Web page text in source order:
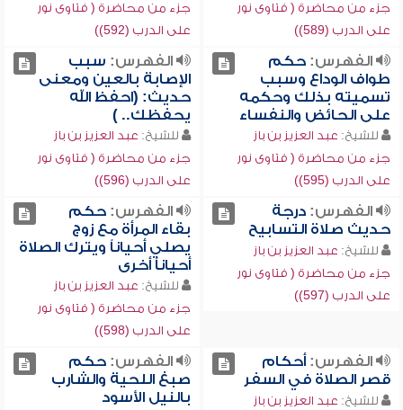
جزء من محاضرة ( فتاوى نور
على الدرب (589))
جزء من محاضرة ( فتاوى نور
على الدرب (592))
الفهرس:حكم
طواف الوداع وسبب
تسميته بذلك وحكمه
على الحائض والنفساء
للشيخ: عبد العزيز بن باز
جزء من محاضرة ( فتاوى نور
على الدرب (595))
الفهرس: سبب
الإصابة بالعين ومعنى
حديث: (احفظ الله
يحفظك.. )
للشيخ: عبد العزيز بن باز
جزء من محاضرة ( فتاوى نور
على الدرب (596))
الفهرس:درجة
حديث صلاة التسابيح
للشيخ: عبد العزيز بن باز
جزء من محاضرة ( فتاوى نور
على الدرب (597))
الفهرس:حكم
بقاء المرأة مع زوج
يصلي أحياناً ويترك الصلاة
أحياناً أخرى
للشيخ: عبد العزيز بن باز
جزء من محاضرة ( فتاوى نور
على الدرب (598))
الفهرس:أحكام
قصر الصلاة في السفر
للشيخ: عبد العزيز بن باز
الفهرس:حكم
صبغ اللحية والشارب
بالنيل الأسود